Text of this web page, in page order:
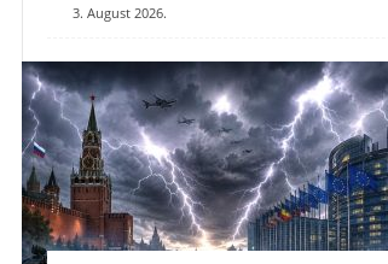
3. August 2026.